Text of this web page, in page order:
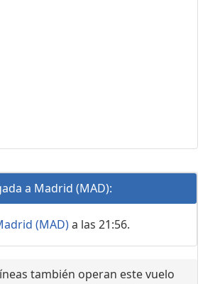
a Madrid (MAD):
(MAD)a las 21:56.
también operan este vuelo